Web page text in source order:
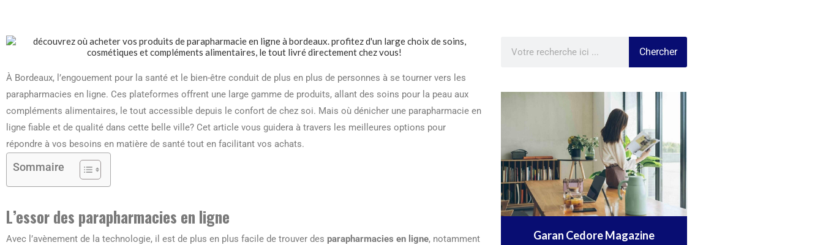
À Bordeaux, l’engouement pour la santé et le bien-être conduit de plus en plus de personnes à se tourner vers les
parapharmacies en ligne. Ces plateformes offrent une large gamme de produits, allant des soins pour la peau aux
compléments alimentaires, le tout accessible depuis le confort de chez soi. Mais où dénicher une parapharmacie en
ligne fiable et de qualité dans cette belle ville? Cet article vous guidera à travers les meilleures options pour
répondre à vos besoins en matière de santé tout en facilitant vos achats.
Sommaire
L’essor des parapharmacies en ligne
Avec l’avènement de la technologie, il est de plus en plus facile de trouver des parapharmacies en ligne, notamment
Chercher
Garan Cedore Magazine